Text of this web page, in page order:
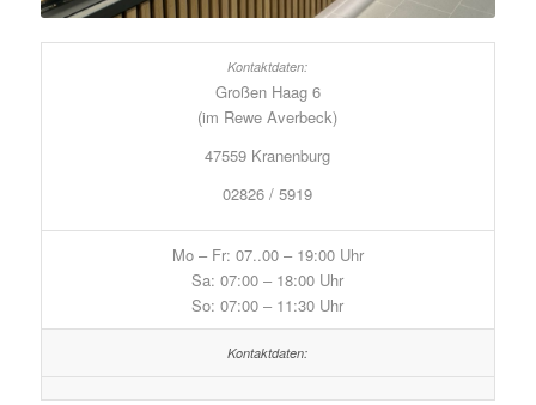
Großen Haag 6
(im Rewe Averbeck)
47559 Kranenburg
02826 / 5919
Mo – Fr: 07..00 – 19:00 Uhr
Sa: 07:00 – 18:00 Uhr
So: 07:00 – 11:30 Uhr